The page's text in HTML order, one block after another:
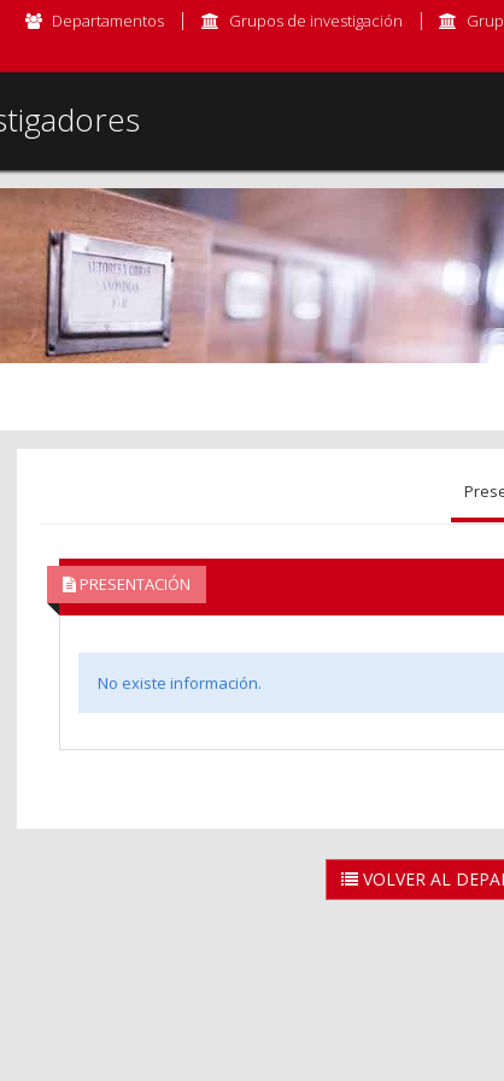
Departamentos Grupos de investigación
PRESENTACIÓN
No existe información.
VOLVER AL